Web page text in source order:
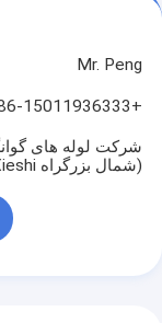
Mr. Peng
+86-15011936333
(شمال بزرگراه Xieshi)